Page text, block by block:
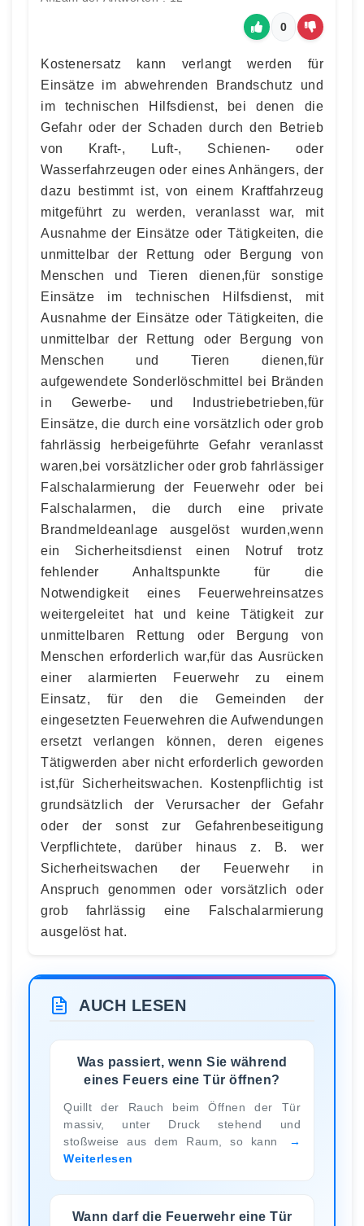
0
Kostenersatz kann verlangt werden für
Einsätze im abwehrenden Brandschutz und
im technischen Hilfsdienst, bei denen die
Gefahr oder der Schaden durch den Betrieb
von Kraft-, Luft-, Schienen- oder
Wasserfahrzeugen oder eines Anhängers, der
dazu bestimmt ist, von einem Kraftfahrzeug
mitgeführt zu werden, veranlasst war, mit
Ausnahme der Einsätze oder Tätigkeiten, die
unmittelbar der Rettung oder Bergung von
Menschen und Tieren dienen,für sonstige
Einsätze im technischen Hilfsdienst, mit
Ausnahme der Einsätze oder Tätigkeiten, die
unmittelbar der Rettung oder Bergung von
Menschen und Tieren dienen,für
aufgewendete Sonderlöschmittel bei Bränden
in Gewerbe- und Industriebetrieben,für
Einsätze, die durch eine vorsätzlich oder grob
fahrlässig herbeigeführte Gefahr veranlasst
waren,bei vorsätzlicher oder grob fahrlässiger
Falschalarmierung der Feuerwehr oder bei
Falschalarmen, die durch eine private
Brandmeldeanlage ausgelöst wurden,wenn
ein Sicherheitsdienst einen Notruf trotz
fehlender Anhaltspunkte für die
Notwendigkeit eines Feuerwehreinsatzes
weitergeleitet hat und keine Tätigkeit zur
unmittelbaren Rettung oder Bergung von
Menschen erforderlich war,für das Ausrücken
einer alarmierten Feuerwehr zu einem
Einsatz, für den die Gemeinden der
eingesetzten Feuerwehren die Aufwendungen
ersetzt verlangen können, deren eigenes
Tätigwerden aber nicht erforderlich geworden
ist,für Sicherheitswachen. Kostenpflichtig ist
grundsätzlich der Verursacher der Gefahr
oder der sonst zur Gefahrenbeseitigung
Verpflichtete, darüber hinaus z. B. wer
Sicherheitswachen der Feuerwehr in
Anspruch genommen oder vorsätzlich oder
grob fahrlässig eine Falschalarmierung
ausgelöst hat.
AUCH LESEN
Was passiert, wenn Sie während
eines Feuers eine Tür öffnen?
Quillt der Rauch beim Öffnen der Tür
massiv, unter Druck stehend und
stoßweise aus dem Raum, so kann
Weiterlesen
Wann darf die Feuerwehr eine Tür